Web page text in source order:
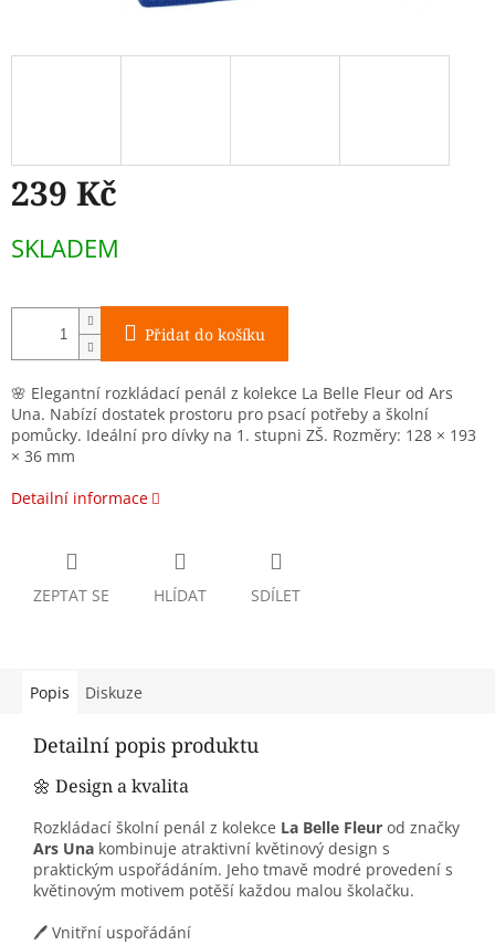
239 Kč
cena:
SKLADEM
Přidat do košíku
🌸 Elegantní rozkládací penál z kolekce La Belle Fleur od Ars
Una. Nabízí dostatek prostoru pro psací potřeby a školní
pomůcky. Ideální pro dívky na 1. stupni ZŠ. Rozměry: 128 × 193
× 36 mm
Detailní informace
ZEPTAT SE HLÍDAT SDÍLET
Popis Diskuze
Detailní popis produktu
🌼 Design a kvalita
Rozkládací školní penál z kolekce La Belle Fleur od značky
Ars Una kombinuje atraktivní květinový design s
praktickým uspořádáním. Jeho tmavě modré provedení s
květinovým motivem potěší každou malou školačku.
🖊️ Vnitřní uspořádání